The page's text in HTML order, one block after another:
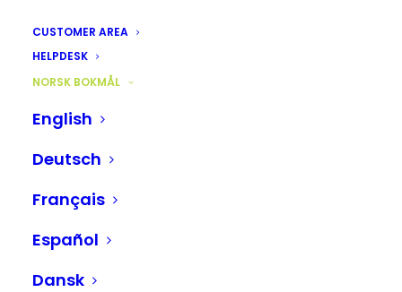
CUSTOMER AREA
HELPDESK
NORSK BOKMÅL
English
Deutsch
Français
Español
Dansk
Bærekraftig
markedsføring: Hvorfor
åpenhet, bærekraftig
omnikanal og Digital
Product Passport er
avgjørende for
merkevaretilliten